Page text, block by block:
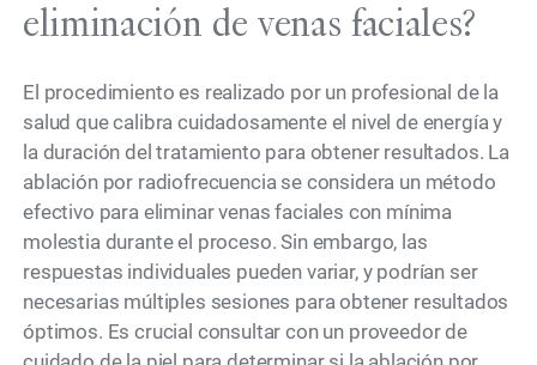
eliminación de venas faciales?
El procedimiento es realizado por un profesional de la
salud que calibra cuidadosamente el nivel de energía y
la duración del tratamiento para obtener resultados. La
ablación por radiofrecuencia se considera un método
efectivo para eliminar venas faciales con mínima
molestia durante el proceso. Sin embargo, las
respuestas individuales pueden variar, y podrían ser
necesarias múltiples sesiones para obtener resultados
óptimos. Es crucial consultar con un proveedor de